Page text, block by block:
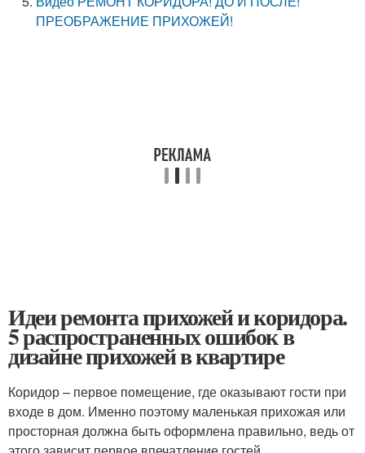
ПРЕОБРАЖЕНИЕ ПРИХОЖЕЙ!
Идеи ремонта прихожей и коридора.
5 распространенных ошибок в
дизайне прихожей в квартире
Коридор – первое помещение, где оказывают гости при
входе в дом. Именно поэтому маленькая прихожая или
просторная должна быть оформлена правильно, ведь от